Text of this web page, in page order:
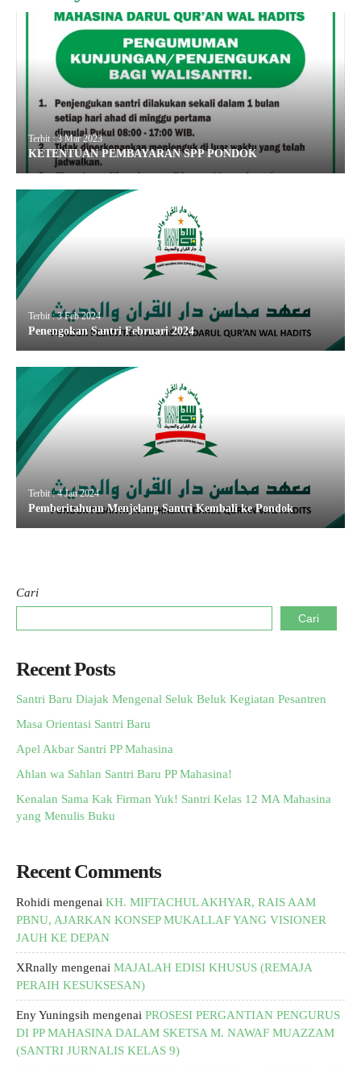
Terbit : 3 Mar 2023
KETENTUAN PEMBAYARAN SPP PONDOK
Terbit : 3 Feb 2024
Penengokan Santri Februari 2024
Terbit : 4 Jan 2024
Pemberitahuan Menjelang Santri Kembali ke Pondok
Cari
Cari
Recent Posts
Santri Baru Diajak Mengenal Seluk Beluk Kegiatan Pesantren
Masa Orientasi Santri Baru
Apel Akbar Santri PP Mahasina
Ahlan wa Sahlan Santri Baru PP Mahasina!
Kenalan Sama Kak Firman Yuk! Santri Kelas 12 MA Mahasina
yang Menulis Buku
Recent Comments
Rohidi mengenai KH. MIFTACHUL AKHYAR, RAIS AAM
PBNU, AJARKAN KONSEP MUKALLAF YANG VISIONER
JAUH KE DEPAN
XRnally mengenai MAJALAH EDISI KHUSUS (REMAJA
PERAIH KESUKSESAN)
Eny Yuningsih mengenai PROSESI PERGANTIAN PENGURUS
DI PP MAHASINA DALAM SKETSA M. NAWAF MUAZZAM
(SANTRI JURNALIS KELAS 9)